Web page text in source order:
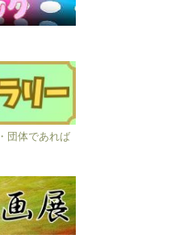
団体であれば